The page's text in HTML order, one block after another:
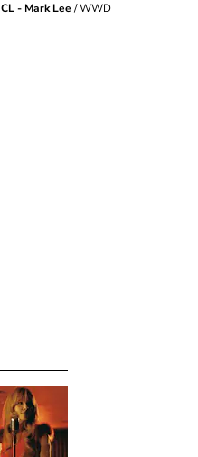
CL - Mark Lee /WWD